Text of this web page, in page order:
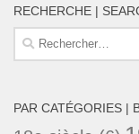
RECHERCHE |
Rechercher :
PAR CATÉGORIES |